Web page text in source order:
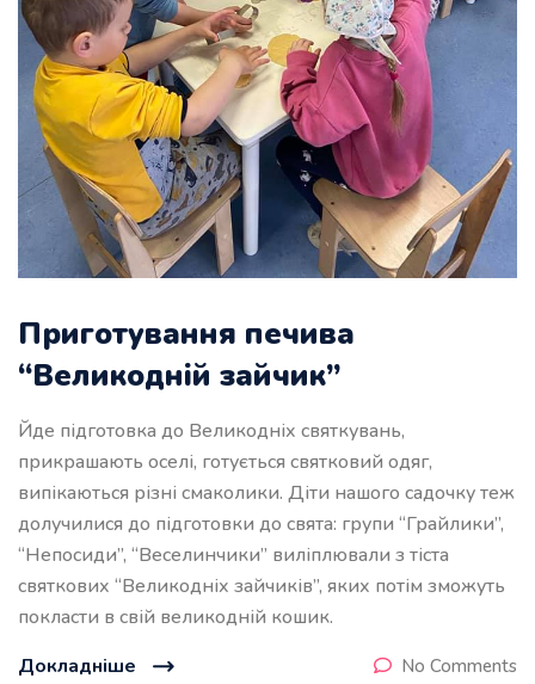
Приготування печива
“Великодній зайчик”
Йде підготовка до Великодніх святкувань,
прикрашають оселі, готується святковий одяг,
випікаються різні смаколики. Діти нашого садочку теж
долучилися до підготовки до свята: групи “Грайлики”,
“Непосиди”, “Веселинчики” виліплювали з тіста
святкових “Великодніх зайчиків”, яких потім зможуть
покласти в свій великодній кошик.
Докладніше
No Comments